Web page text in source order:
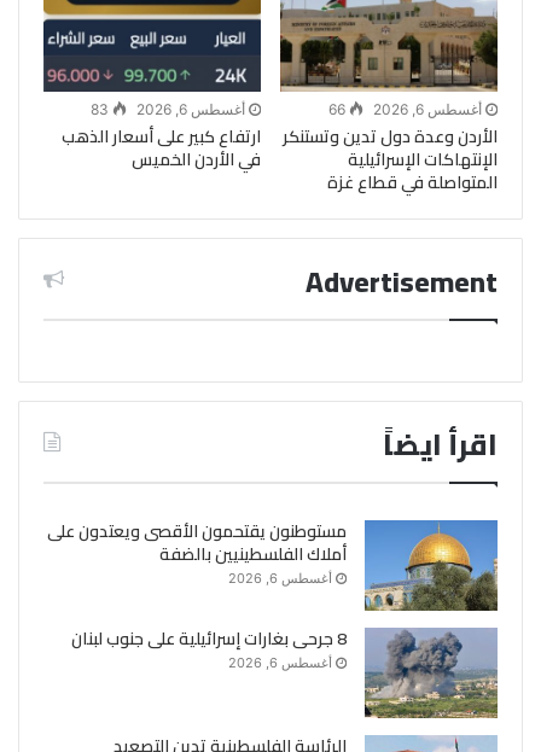
أغسطس 6, 2026 66
الأردن وعدة دول تدين وتستنكر
الإنتهاكات الإسرائيلية
المتواصلة في قطاع غزة
أغسطس 6, 2026 83
ارتفاع كبير على أسعار الذهب
في الأردن الخميس
Advertisement
اقرأ ايضاً
مستوطنون يقتحمون الأقصى ويعتدون على
أملاك الفلسطينيين بالضفة
أغسطس 6, 2026
8 جرحى بغارات إسرائيلية على جنوب لبنان
أغسطس 6, 2026